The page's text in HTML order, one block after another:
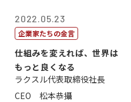
2022.05.23
企業家たちの金言
仕組みを変えれば、世界は
もっと良くなる
ラクスル代表取締役社長
CEO 松本恭攝